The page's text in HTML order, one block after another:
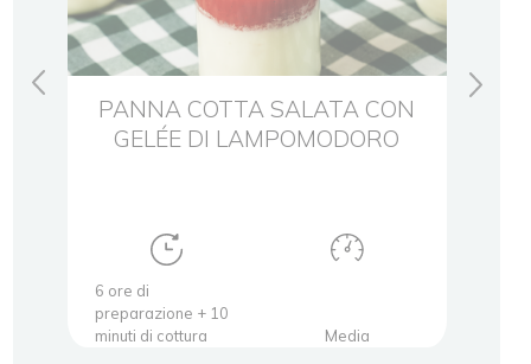
PANNA COTTA SALATA CON
GELÉE DI LAMPOMODORO
6 ore di
preparazione + 10
minuti di cottura
Media